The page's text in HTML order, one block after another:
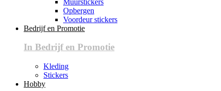
Opbergen
Voordeur stickers
Bedrijf en Promotie
In Bedrijf en Promotie
Kleding
Stickers
Hobby